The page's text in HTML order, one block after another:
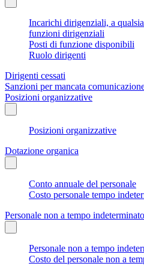
Incarichi dirigenziali, a
funzioni dirigenziali
Posti di funzione disponibili
Ruolo dirigenti
Dirigenti cessati
Sanzioni per mancata
Posizioni organizzative
Posizioni organizzative
Dotazione organica
Conto annuale del personale
Costo personale tempo
Personale non a tempo indeterminato
Personale non a tempo
Costo del personale non a